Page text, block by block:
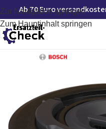
Zur Navigation springen
Zum Hauptinhalt springen
Ab 70 Euro